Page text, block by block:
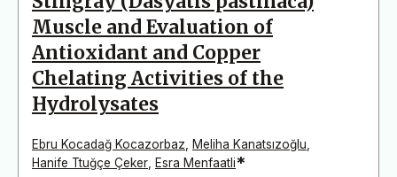
Muscle and Evaluation of
Antioxidant and Copper
Chelating Activities of the
Hydrolysates
Ebru Kocadağ Kocazorbaz Meliha Kanatsızoğlu
Hanife Ttuğçe Çeker
Esra Menfaatli*